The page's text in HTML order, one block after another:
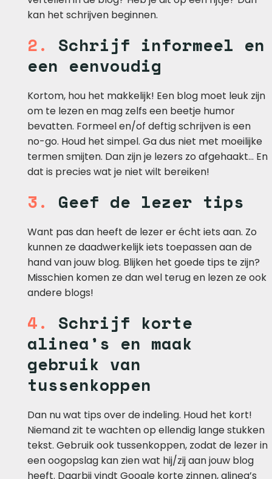
kan het schrijven beginnen.
2. Schrijf informeel en
een eenvoudig
Kortom, hou het makkelijk! Een blog moet leuk zijn
om te lezen en mag zelfs een beetje humor
bevatten. Formeel en/of deftig schrijven is een
no-go. Houd het simpel. Ga dus niet met moeilijke
termen smijten. Dan zijn je lezers zo afgehaakt… En
dat is precies wat je niet wilt bereiken!
3. Geef de lezer tips
Want pas dan heeft de lezer er écht iets aan. Zo
kunnen ze daadwerkelijk iets toepassen aan de
hand van jouw blog. Blijken het goede tips te zijn?
Misschien komen ze dan wel terug en lezen ze ook
andere blogs!
4. Schrijf korte
alinea’s en maak
gebruik van
tussenkoppen
Dan nu wat tips over de indeling. Houd het kort!
Niemand zit te wachten op ellendig lange stukken
tekst. Gebruik ook tussenkoppen, zodat de lezer in
een oogopslag kan zien wat hij/zij aan jouw blog
heeft. Daarbij vindt Google korte zinnen, alinea’s